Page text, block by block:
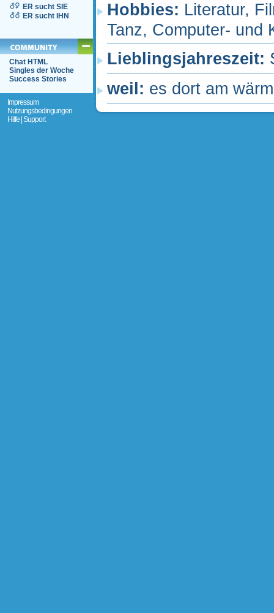
ER sucht SIE
ER sucht IHN
Chat HTML
Singles der Woche
Success Stories
Impressum
Nutzungsbedingungen
Hilfe | Support
Hobbies: Literatur,
Tanz, Computer- und
Lieblingsjahreszeit:
weil: es dort am